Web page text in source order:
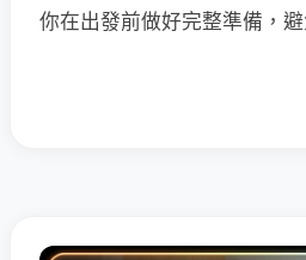
你在出發前做好完整準備，